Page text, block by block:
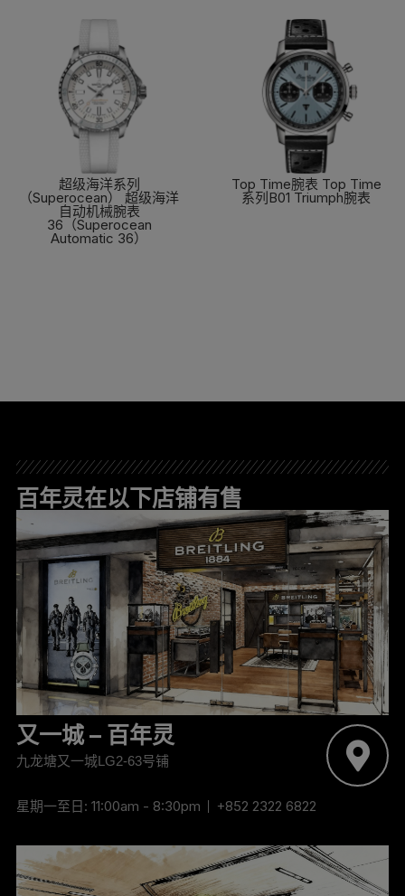
超级海洋系列
（Superocean） 超级海洋
自动机械腕表
36（Superocean
Automatic 36）
Top Time腕表 Top Time
系列B01 Triumph腕表
百年灵在以下店铺有售
又一城 – 百年灵
九龙塘又一城LG2-63号铺
星期一至日: 11:00am - 8:30pm +852 2322 6822